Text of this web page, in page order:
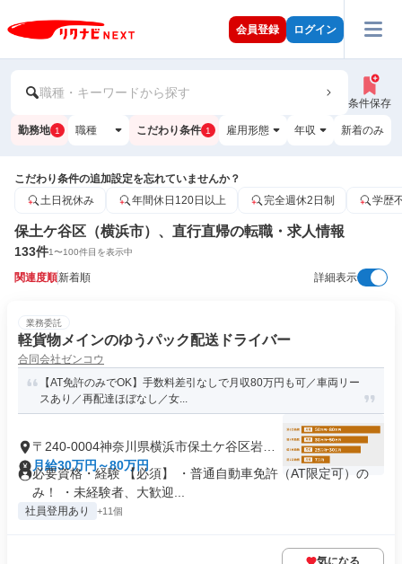
会員登録 ログイン
職種・キーワードから探す
条件保存
勤務地 1 職種 こだわり条件 1 雇用形態 年収 新着のみ
こだわり条件の追加設定を忘れていませんか？
土日祝休み
年間休日120日以上 完全週休2日制 学歴
保土ケ谷区（横浜市）、直行直帰の転職・求人情報
133件1〜100件目を表示中
関連度順新着順 詳細表示
業務委託
軽貨物メインのゆうパック配送ドライバー
合同会社ゼンコウ
【AT免許のみでOK】手数料差引なしで月収80万円も可／車両リー
スあり／再配達ほぼなし／女...
〒240-0004神奈川県横浜市保土ケ谷区岩間
町
月給30万円～80万円
必要資格・経験 【必須】 ・普通自動車免許（AT限定可）の
み！ ・未経験者、大歓迎...
社員登用あり +11個
気になる